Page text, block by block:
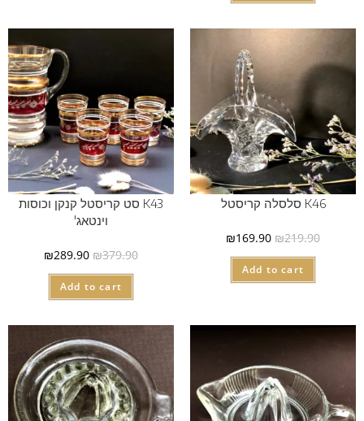
K46 סלסלה קריסטל
₪219.90
₪169.90
Add to cart
K43 סט קריסטל קנקן וכוסות
וינטאג'
₪379.90
₪289.90
Add to cart